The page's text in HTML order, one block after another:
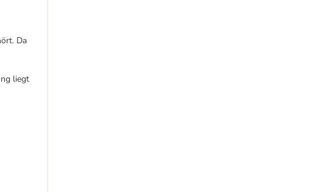
Da
liegt